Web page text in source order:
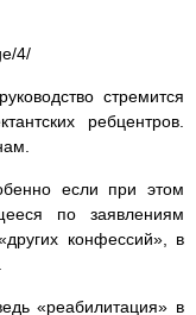
4/
стремится
ребцентров.
если при этом
по заявлениям
конфессий», в
«реабилитация» в